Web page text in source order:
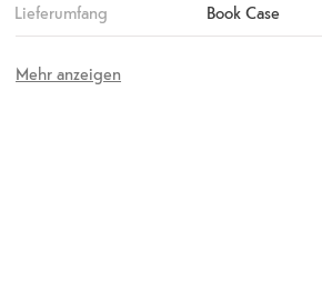
Lieferumfang Book Case
Mehr anzeigen